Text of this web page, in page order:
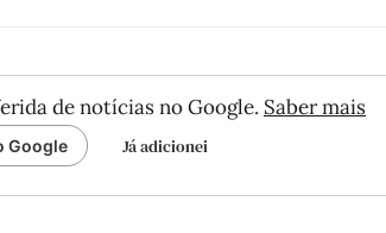
de notícias no Google. Saber mais
Google Já adicionei